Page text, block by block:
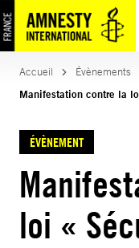
Accueil
Évènements
Manifestation contre la
ÉVÈNEMENT
loi «